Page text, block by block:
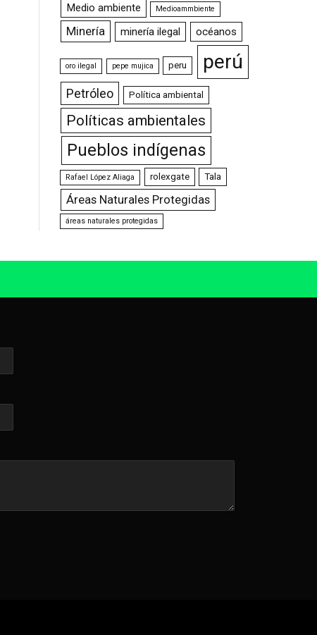
Medio ambiente Medioammbiente
Minería minería ilegal océanos
oro ilegal pepe mujica peru perú
Petróleo Política ambiental
Políticas ambientales
Pueblos indígenas
Rafael López Aliaga rolexgate Tala
Áreas Naturales Protegidas
áreas naturales protegidas